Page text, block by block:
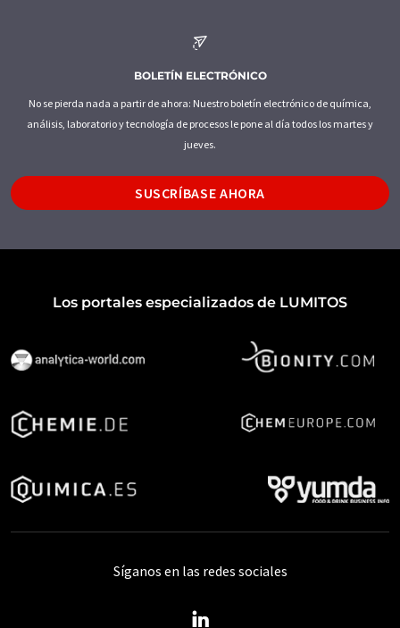
BOLETÍN ELECTRÓNICO
No se pierda nada a partir de ahora: Nuestro boletín electrónico de química,
análisis, laboratorio y tecnología de procesos le pone al día todos los martes y
jueves.
SUSCRÍBASE AHORA
Los portales especializados de LUMITOS
Síganos en las redes sociales